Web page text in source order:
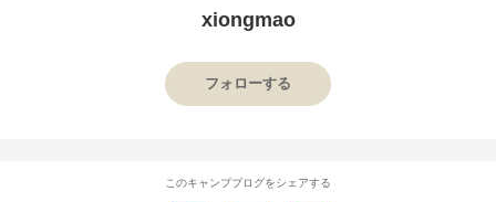
xiongmao
フォローする
このキャンプブログをシェアする